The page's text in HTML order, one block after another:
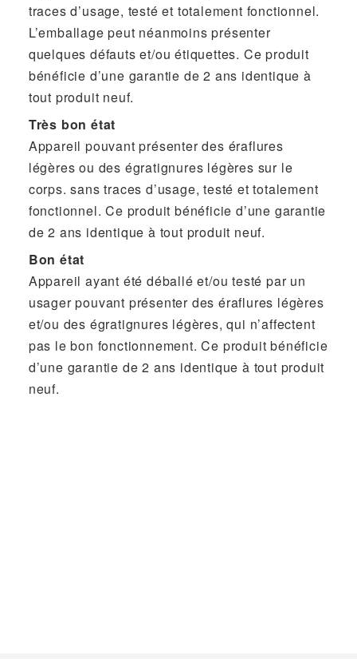
traces d’usage, testé et totalement fonctionnel.
L’emballage peut néanmoins présenter
quelques défauts et/ou étiquettes. Ce produit
bénéficie d’une garantie de 2 ans identique à
tout produit neuf.
Très bon état
Appareil pouvant présenter des éraflures
légères ou des égratignures légères sur le
corps. sans traces d’usage, testé et totalement
fonctionnel. Ce produit bénéficie d’une garantie
de 2 ans identique à tout produit neuf.
Bon état
Appareil ayant été déballé et/ou testé par un
usager pouvant présenter des éraflures légères
et/ou des égratignures légères, qui n’affectent
pas le bon fonctionnement. Ce produit bénéficie
d’une garantie de 2 ans identique à tout produit
neuf.